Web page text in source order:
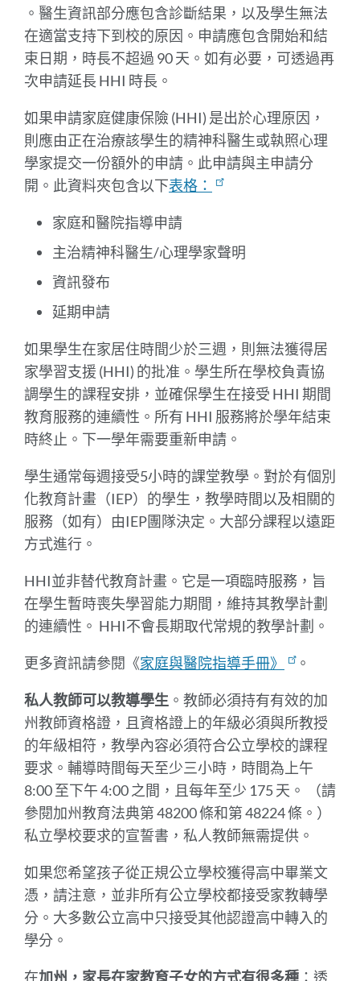
。醫生資訊部分應包含診斷結果，以及學生無法
在適當支持下到校的原因。申請應包含開始和結
束日期，時長不超過 90 天。如有必要，可透過再
次申請延長 HHI 時長。
如果申請家庭健康保險 (HHI) 是出於心理原因，
則應由正在治療該學生的精神科醫生或執照心理
學家提交一份額外的申請。此申請與主申請分
開。此資料夾包含以下表格：
家庭和醫院指導申請
主治精神科醫生/心理學家聲明
資訊發布
延期申請
如果學生在家居住時間少於三週，則無法獲得居
家學習支援 (HHI) 的批准。學生所在學校負責協
調學生的課程安排，並確保學生在接受 HHI 期間
教育服務的連續性。所有 HHI 服務將於學年結束
時終止。下一學年需要重新申請。
學生通常每週接受5小時的課堂教學。對於有個別
化教育計畫（IEP）的學生，教學時間以及相關的
服務（如有）由IEP團隊決定。大部分課程以遠距
方式進行。
HHI並非替代教育計畫。它是一項臨時服務，旨
在學生暫時喪失學習能力期間，維持其教學計劃
的連續性。 HHI不會長期取代常規的教學計劃。
更多資訊請參閱《家庭與醫院指導手冊》 。
私人教師可以教導學生 。教師必須持有有效的加
州教師資格證，且資格證上的年級必須與所教授
的年級相符，教學內容必須符合公立學校的課程
要求。輔導時間每天至少三小時，時間為上午
8:00 至下午 4:00 之間，且每年至少 175 天。 （請
參閱加州教育法典第 48200 條和第 48224 條。）
私立學校要求的宣誓書，私人教師無需提供。
如果您希望孩子從正規公立學校獲得高中畢業文
憑，請注意，並非所有公立學校都接受家教轉學
分。大多數公立高中只接受其他認證高中轉入的
學分。
在加州，家長在家教育子女的方式有很多種 ：透